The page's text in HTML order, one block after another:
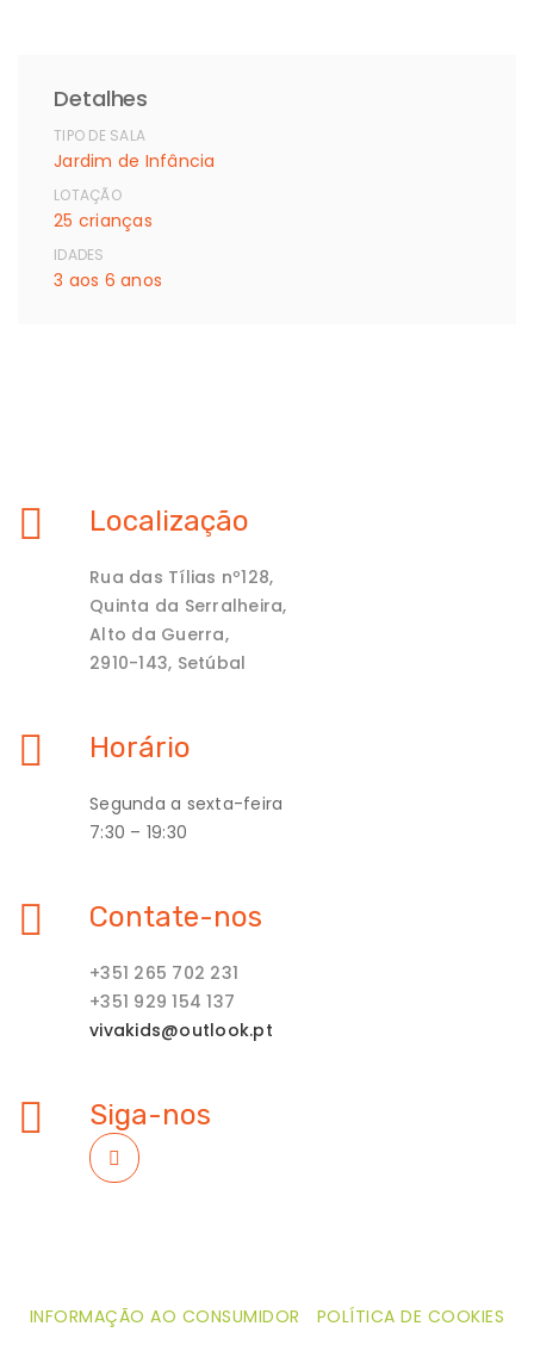
Detalhes
TIPO DE SALA
Jardim de Infância
LOTAÇÃO
25 crianças
IDADES
3 aos 6 anos
Localização
Rua das Tílias nº128,
Quinta da Serralheira,
Alto da Guerra,
2910-143, Setúbal
Horário
Segunda a sexta-feira
7:30 – 19:30
Contate-nos
+351 265 702 231
+351 929 154 137
vivakids@outlook.pt
Siga-nos
INFORMAÇÃO AO CONSUMIDOR
POLÍTICA DE COOKIES